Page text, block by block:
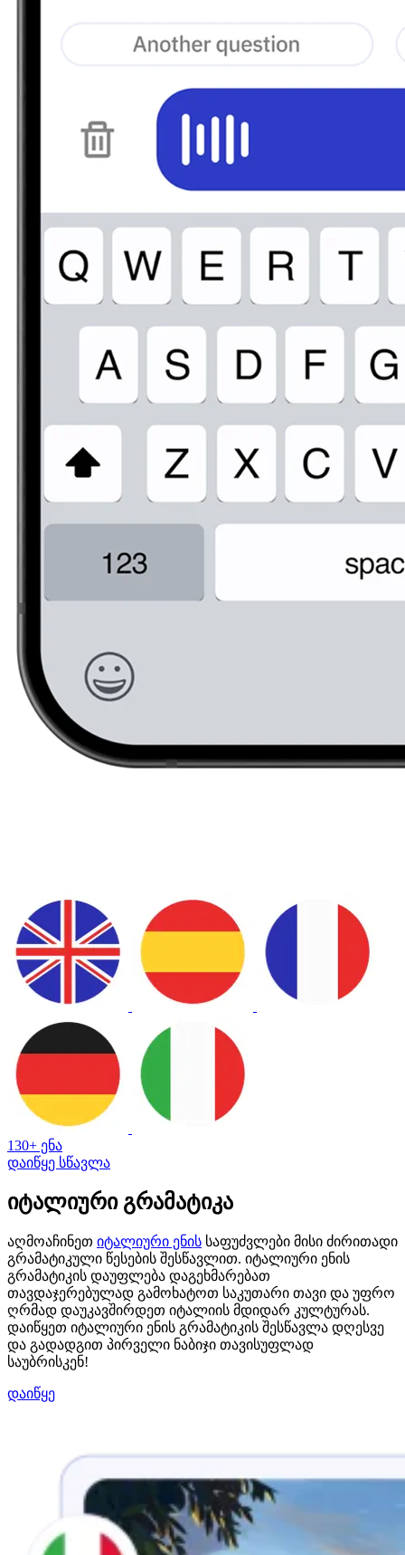
130+ ენა
დაიწყე სწავლა
იტალიური გრამატიკა
აღმოაჩინეთ იტალიური ენის საფუძვლები მისი ძირითადი
გრამატიკული წესების შესწავლით. იტალიური ენის
გრამატიკის დაუფლება დაგეხმარებათ
თავდაჯერებულად გამოხატოთ საკუთარი თავი და უფრო
ღრმად დაუკავშირდეთ იტალიის მდიდარ კულტურას.
დაიწყეთ იტალიური ენის გრამატიკის შესწავლა დღესვე
და გადადგით პირველი ნაბიჯი თავისუფლად
საუბრისკენ!
დაიწყე